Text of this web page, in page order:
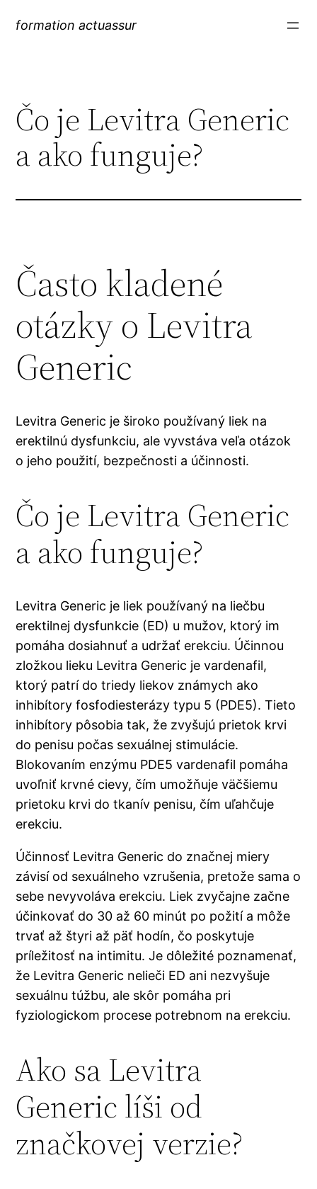
formation actuassur
Čo je Levitra Generic
a ako funguje?
Často kladené
otázky o Levitra
Generic
Levitra Generic je široko používaný liek na
erektilnú dysfunkciu, ale vyvstáva veľa otázok
o jeho použití, bezpečnosti a účinnosti.
Čo je Levitra Generic
a ako funguje?
Levitra Generic je liek používaný na liečbu
erektilnej dysfunkcie (ED) u mužov, ktorý im
pomáha dosiahnuť a udržať erekciu. Účinnou
zložkou lieku Levitra Generic je vardenafil,
ktorý patrí do triedy liekov známych ako
inhibítory fosfodiesterázy typu 5 (PDE5). Tieto
inhibítory pôsobia tak, že zvyšujú prietok krvi
do penisu počas sexuálnej stimulácie.
Blokovaním enzýmu PDE5 vardenafil pomáha
uvoľniť krvné cievy, čím umožňuje väčšiemu
prietoku krvi do tkanív penisu, čím uľahčuje
erekciu.
Účinnosť Levitra Generic do značnej miery
závisí od sexuálneho vzrušenia, pretože sama o
sebe nevyvoláva erekciu. Liek zvyčajne začne
účinkovať do 30 až 60 minút po požití a môže
trvať až štyri až päť hodín, čo poskytuje
príležitosť na intimitu. Je dôležité poznamenať,
že Levitra Generic nelieči ED ani nezvyšuje
sexuálnu túžbu, ale skôr pomáha pri
fyziologickom procese potrebnom na erekciu.
Ako sa Levitra
Generic líši od
značkovej verzie?